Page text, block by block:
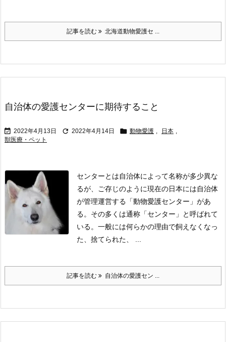
記事を読む 北海道動物愛護セ ...
自治体の愛護センターに期待すること
 2022年4月13日  2022年4月14日  動物愛護 , 日本 ,
獣医療・ペット
センターとは自治体によって名称が多少異な
るが、ご存じのように現在の日本には自治体
が管理運営する「動物愛護センター」があ
る。 その多くは通称「センター」と呼ばれて
いる。 一般には何らかの理由で飼えなくなっ
た、捨てられた、 ...
記事を読む 自治体の愛護セン ...